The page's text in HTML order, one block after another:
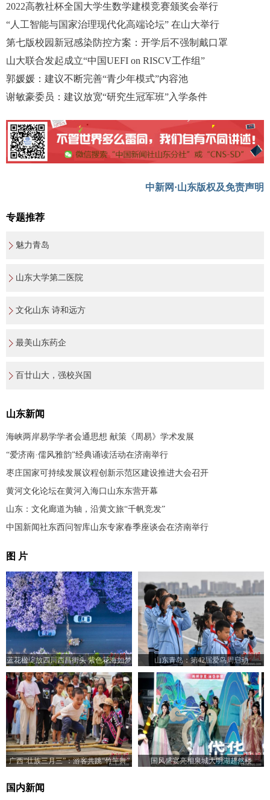
2022高教社杯全国大学生数学建模竞赛颁奖会举行
“人工智能与国家治理现代化高端论坛” 在山大举行
第七版校园新冠感染防控方案：开学后不强制戴口罩
山大联合发起成立“中国UEFI on RISCV工作组”
郭媛媛：建议不断完善“青少年模式”内容池
谢敏豪委员：建议放宽“研究生冠军班”入学条件
中新网·山东版权及免责声明
专题推荐
魅力青岛
山东大学第二医院
文化山东 诗和远方
最美山东药企
百廿山大，强校兴国
山东新闻
海峡两岸易学学者会通思想 献策《周易》学术发展
“爱济南·儒风雅韵”经典诵读活动在济南举行
枣庄国家可持续发展议程创新示范区建设推进大会召开
黄河文化论坛在黄河入海口山东东营开幕
山东：文化廊道为轴，沿黄文旅“千帆竞发”
中国新闻社东西问智库山东专家春季座谈会在济南举行
图 片
蓝花楹绽放四川西昌街头 紫色花海如梦
似幻
山东青岛：第42届爱鸟周启动
广西“壮族三月三”：游客共跳“竹竿舞” 国风盛宴亮相泉城大明湖超然楼
国内新闻